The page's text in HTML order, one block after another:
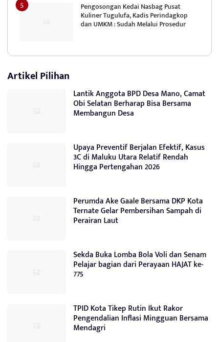
Pengosongan Kedai Nasbag Pusat
Kuliner Tugulufa, Kadis Perindagkop
dan UMKM : Sudah Melalui Prosedur
Artikel Pilihan
Lantik Anggota BPD Desa Mano, Camat
Obi Selatan Berharap Bisa Bersama
Membangun Desa
Upaya Preventif Berjalan Efektif, Kasus
3C di Maluku Utara Relatif Rendah
Hingga Pertengahan 2026
Perumda Ake Gaale Bersama DKP Kota
Ternate Gelar Pembersihan Sampah di
Perairan Laut
Sekda Buka Lomba Bola Voli dan Senam
Pelajar bagian dari Perayaan HAJAT ke-
775
TPID Kota Tikep Rutin Ikut Rakor
Pengendalian Inflasi Mingguan Bersama
Mendagri